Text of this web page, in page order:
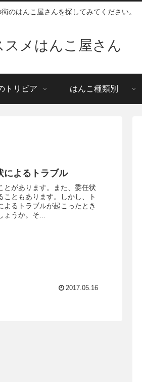
のはんこ屋さんを探してみてください。
メはんこ屋さん
トリビア はんこ種類別
によるトラブル
とがあります。また、委任状
ともあります。しかし、ト
るトラブルが起こったとき
うか。そ...
2017.05.16